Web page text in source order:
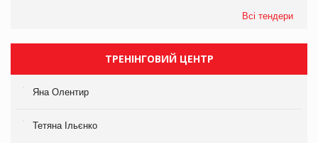
Всі тендери
ТРЕНІНГОВИЙ ЦЕНТР
Яна Олентир
Тетяна Ільєнко